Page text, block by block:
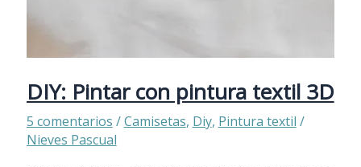
DIY: Pintar con pintura textil 3D
5 comentarios /Camisetas, Diy, Pintura textil /
Nieves Pascual